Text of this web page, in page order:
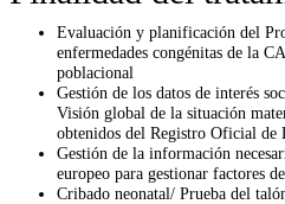
Evaluación y planificación del
enfermedades congénitas de la
poblacional
Gestión de los datos de interés
Visión global de la situación
obtenidos del Registro Oficial de
Gestión de la información
europeo para gestionar factores
Cribado neonatal/ Prueba del